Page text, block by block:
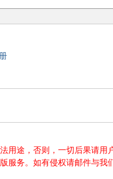
用途，否则，一切后果请
服务。如有侵权请邮件与我